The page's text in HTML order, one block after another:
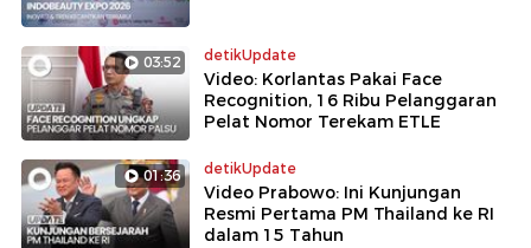
03:52 detikUpdate
Video: Korlantas Pakai Face
Recognition, 16 Ribu Pelanggaran
Pelat Nomor Terekam ETLE
01:36 detikUpdate
Video Prabowo: Ini Kunjungan
Resmi Pertama PM Thailand ke RI
dalam 15 Tahun